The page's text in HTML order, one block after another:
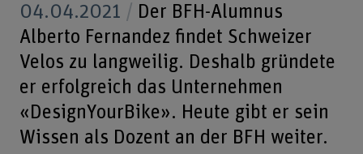
04.04.2021
Der BFH-Alumnus
Alberto Fernandez findet Schweizer
Velos zu langweilig. Deshalb gründete
er erfolgreich das Unternehmen
«DesignYourBike». Heute gibt er sein
Wissen als Dozent an der BFH weiter.